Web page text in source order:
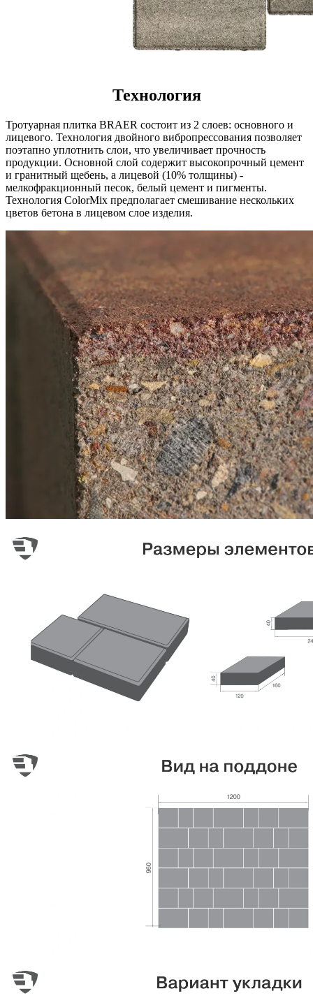
Технология
Тротуарная плитка BRAER состоит из 2 слоев: основного и
лицевого. Технология двойного вибропрессования позволяет
поэтапно уплотнить слои, что увеличивает прочность
продукции. Основной слой содержит высокопрочный цемент
и гранитный щебень, а лицевой (10% толщины) -
мелкофракционный песок, белый цемент и пигменты.
Технология ColorMix предполагает смешивание нескольких
цветов бетона в лицевом слое изделия.